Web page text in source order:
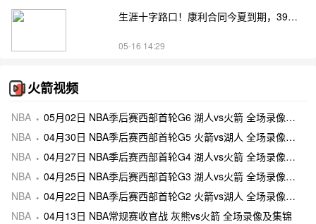
生涯十字路口！康利合同今夏到期，39岁老将面临退役或再战抉择
05-16 14:29
火箭视频
NBA
05月02日 NBA季后赛西部首轮G6 湖人vs火箭 全场录像及集锦
NBA
04月30日 NBA季后赛西部首轮G5 火箭vs湖人 全场录像及集锦
NBA
04月27日 NBA季后赛西部首轮G4 湖人vs火箭 全场录像及集锦
NBA
04月25日 NBA季后赛西部首轮G3 湖人vs火箭 全场录像及集锦
NBA
04月22日 NBA季后赛西部首轮G2 火箭vs湖人 全场录像及集锦
NBA
04月13日 NBA常规赛收官战 灰熊vs火箭 全场录像及集锦